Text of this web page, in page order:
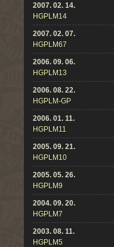
2007. 02. 14.
HGPLM14
2007. 02. 07.
HGPLM67
2006. 09. 06.
HGPLM13
2006. 08. 22.
HGPLM-GP
2006. 01. 11.
HGPLM11
2005. 09. 21.
HGPLM10
2005. 05. 26.
HGPLM9
2004. 09. 20.
HGPLM7
2003. 08. 11.
HGPLM5